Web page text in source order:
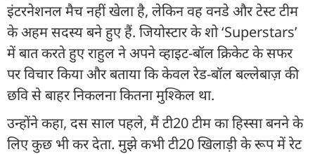
इंटरनेशनल मैच नहीं खेला है, लेकिन वह वनडे और टेस्ट टीम
के अहम सदस्य बने हुए हैं. जियोस्टार के शो ‘Superstars’
में बात करते हुए राहुल ने अपने व्हाइट-बॉल क्रिकेट के सफर
पर विचार किया और बताया कि केवल रेड-बॉल बल्लेबाज़ की
छवि से बाहर निकलना कितना मुश्किल था.
उन्होंने कहा, दस साल पहले, मैं टी20 टीम का हिस्सा बनने के
लिए कुछ भी कर देता. मुझे कभी टी20 खिलाड़ी के रूप में रेट